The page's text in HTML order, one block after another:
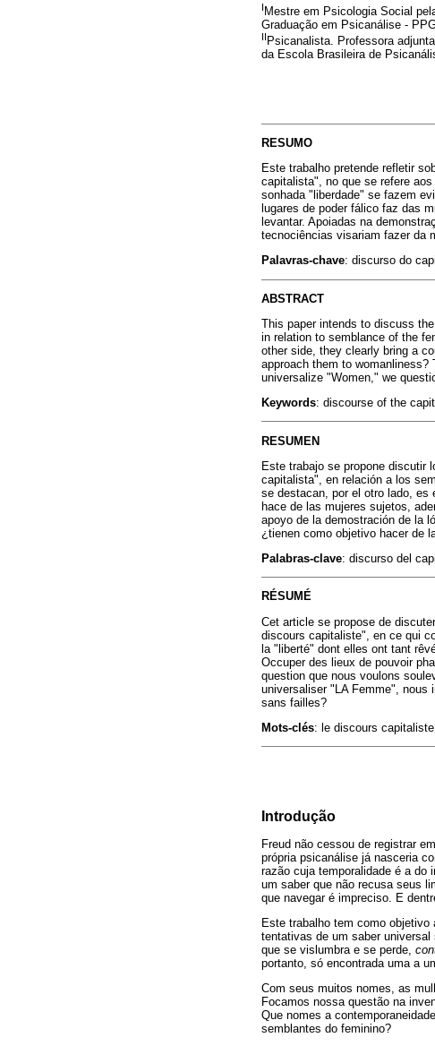
I Mestre em Psicologia Social
Graduação em Psicanálise -
II Psicanalista. Professora
da Escola Brasileira de
RESUMO
Este trabalho pretende refletir
capitalista", no que se refere
sonhada "liberdade" se fazem
lugares de poder fálico faz das
levantar. Apoiadas na
tecnociências visariam fazer da
Palavras-chave: discurso do
ABSTRACT
This paper intends to discuss
in relation to semblance of the
other side, they clearly bring a
approach them to
universalize "Women," we
Keywords: discourse of the
RESUMEN
Este trabajo se propone discutir
capitalista", en relación a los
se destacan, por el otro lado, es
hace de las mujeres sujetos,
apoyo de la demostración de la
¿tienen como objetivo hacer de
Palabras-clave: discurso del
RÉSUMÉ
Cet article se propose de
discours capitaliste", en ce qui
la "liberté" dont elles ont tant
Occuper des lieux de pouvoir
question que nous voulons
universaliser "LA Femme", nous
sans failles?
Mots-clés: le discours
Introdução
Freud não cessou de registrar
própria psicanálise já nasceria
razão cuja temporalidade é a do
um saber que não recusa seus
que navegar é impreciso. E
Este trabalho tem como objetivo
tentativas de um saber
que se vislumbra e se perde,
portanto, só encontrada uma a
Com seus muitos nomes, as
Focamos nossa questão na
Que nomes a
semblantes do feminino?